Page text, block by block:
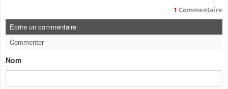
1 Commentaire
Ecrire un commentaire
Commenter
Nom